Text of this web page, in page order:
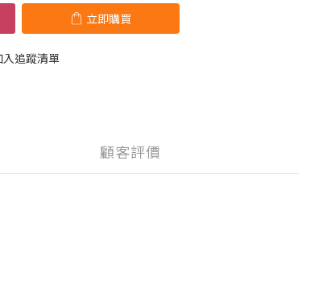
立即購買
入追蹤清單
顧客評價